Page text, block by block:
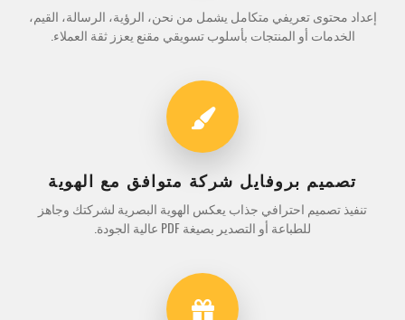
إعداد محتوى تعريفي متكامل يشمل من نحن، الرؤية، الرسالة، القيم،
الخدمات أو المنتجات بأسلوب تسويقي مقنع يعزز ثقة العملاء.
تصميم بروفايل شركة متوافق مع الهوية
تنفيذ تصميم احترافي جذاب يعكس الهوية البصرية لشركتك وجاهز
للطباعة أو التصدير بصيغة PDF عالية الجودة.